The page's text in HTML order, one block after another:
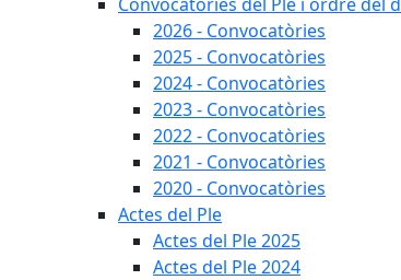
2026 - Convocatòries
2025 - Convocatòries
2024 - Convocatòries
2023 - Convocatòries
2022 - Convocatòries
2021 - Convocatòries
2020 - Convocatòries
Actes del Ple
Actes del Ple 2025
Actes del Ple 2024